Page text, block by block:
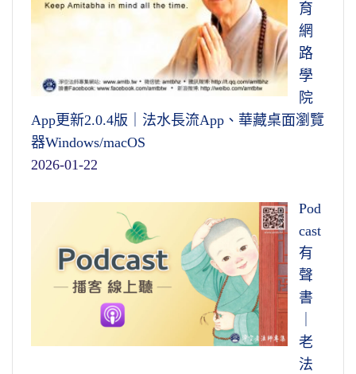
育
網
路
學
院
App更新2.0.4版｜法水長流App、華藏桌面瀏覽
器Windows/macOS
2026-01-22
Pod
cast
有
聲
書
老
法